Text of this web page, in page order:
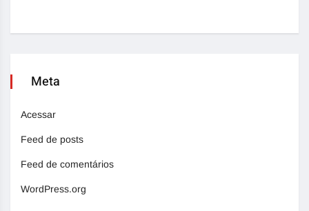
Meta
Acessar
Feed de posts
Feed de comentários
WordPress.org